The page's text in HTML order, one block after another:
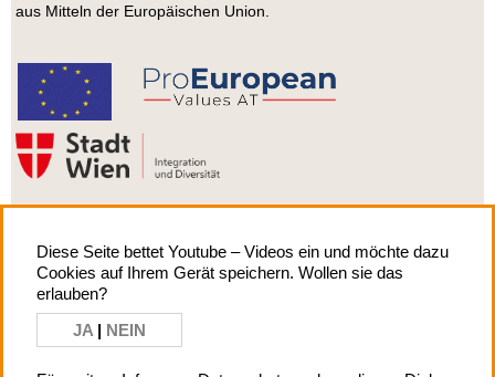
aus Mitteln der Europäischen Union.
Impressum| Copyright by
asylkoordination österreich
Diese Seite bettet Youtube – Videos ein und möchte dazu
Cookies auf Ihrem Gerät speichern. Wollen sie das
erlauben?
JA | NEIN